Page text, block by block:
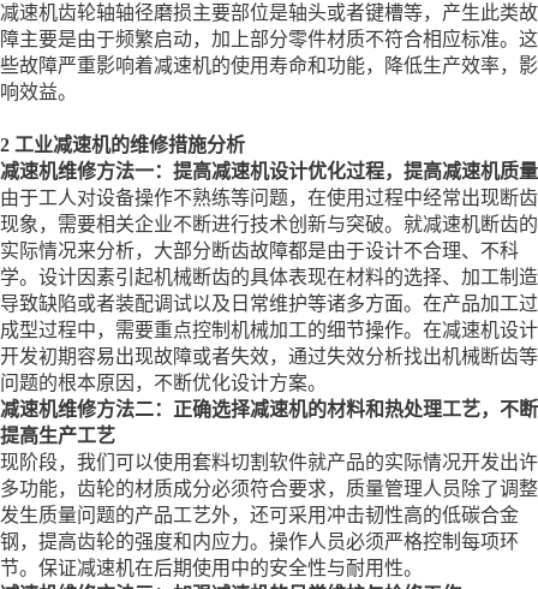
减速机齿轮轴轴径磨损主要部位是轴头或者键槽等，产生此类故
障主要是由于频繁启动，加上部分零件材质不符合相应标准。这
些故障严重影响着减速机的使用寿命和功能，降低生产效率，影
响效益。
2 工业减速机的维修措施分析
减速机维修方法一：提高减速机设计优化过程，提高减速机质量
由于工人对设备操作不熟练等问题，在使用过程中经常出现断齿
现象，需要相关企业不断进行技术创新与突破。就减速机断齿的
实际情况来分析，大部分断齿故障都是由于设计不合理、不科
学。设计因素引起机械断齿的具体表现在材料的选择、加工制造
导致缺陷或者装配调试以及日常维护等诸多方面。在产品加工过
成型过程中，需要重点控制机械加工的细节操作。在减速机设计
开发初期容易出现故障或者失效，通过失效分析找出机械断齿等
问题的根本原因，不断优化设计方案。
减速机维修方法二：正确选择减速机的材料和热处理工艺，不断
提高生产工艺
现阶段，我们可以使用套料切割软件就产品的实际情况开发出许
多功能，齿轮的材质成分必须符合要求，质量管理人员除了调整
发生质量问题的产品工艺外，还可采用冲击韧性高的低碳合金
钢，提高齿轮的强度和内应力。操作人员必须严格控制每项环
节。保证减速机在后期使用中的安全性与耐用性。